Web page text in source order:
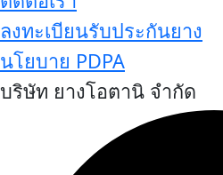
ลงทะเบียนรับประกันยาง
นโยบาย PDPA
บริษัท ยางโอตานิ จำกัด